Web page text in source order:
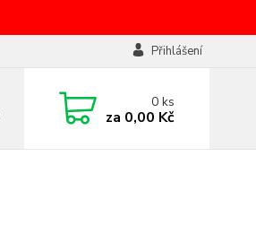
Přihlášení
0ks
za 0,00 Kč